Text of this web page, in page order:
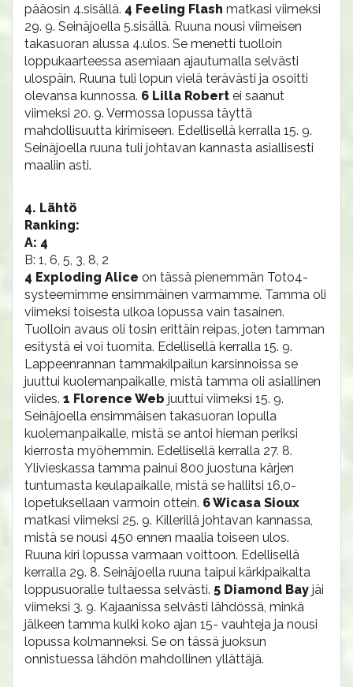
pääosin 4.sisällä. 4 Feeling Flash matkasi viimeksi
29. 9. Seinäjoella 5.sisällä. Ruuna nousi viimeisen
takasuoran alussa 4.ulos. Se menetti tuolloin
loppukaarteessa asemiaan ajautumalla selvästi
ulospäin. Ruuna tuli lopun vielä terävästi ja osoitti
olevansa kunnossa. 6 Lilla Robert ei saanut
viimeksi 20. 9. Vermossa lopussa täyttä
mahdollisuutta kirimiseen. Edellisellä kerralla 15. 9.
Seinäjoella ruuna tuli johtavan kannasta asiallisesti
maaliin asti.
4. Lähtö
Ranking:
A: 4
B: 1, 6, 5, 3, 8, 2
4 Exploding Alice on tässä pienemmän Toto4-
systeemimme ensimmäinen varmamme. Tamma oli
viimeksi toisesta ulkoa lopussa vain tasainen.
Tuolloin avaus oli tosin erittäin reipas, joten tamman
esitystä ei voi tuomita. Edellisellä kerralla 15. 9.
Lappeenrannan tammakilpailun karsinnoissa se
juuttui kuolemanpaikalle, mistä tamma oli asiallinen
viides. 1 Florence Web juuttui viimeksi 15. 9.
Seinäjoella ensimmäisen takasuoran lopulla
kuolemanpaikalle, mistä se antoi hieman periksi
kierrosta myöhemmin. Edellisellä kerralla 27. 8.
Ylivieskassa tamma painui 800 juostuna kärjen
tuntumasta keulapaikalle, mistä se hallitsi 16,0-
lopetuksellaan varmoin ottein. 6 Wicasa Sioux
matkasi viimeksi 25. 9. Killerillä johtavan kannassa,
mistä se nousi 450 ennen maalia toiseen ulos.
Ruuna kiri lopussa varmaan voittoon. Edellisellä
kerralla 29. 8. Seinäjoella ruuna taipui kärkipaikalta
loppusuoralle tultaessa selvästi. 5 Diamond Bay jäi
viimeksi 3. 9. Kajaanissa selvästi lähdössä, minkä
jälkeen tamma kulki koko ajan 15- vauhteja ja nousi
lopussa kolmanneksi. Se on tässä juoksun
onnistuessa lähdön mahdollinen yllättäjä.